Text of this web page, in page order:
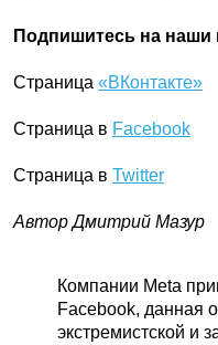
Подпишитесь на наши
Страница «ВКонтакте»
Страница в Facebook
Страница в Twitter
Автор Дмитрий Мазур
Компании Meta
Facebook, данная
экстремистской и